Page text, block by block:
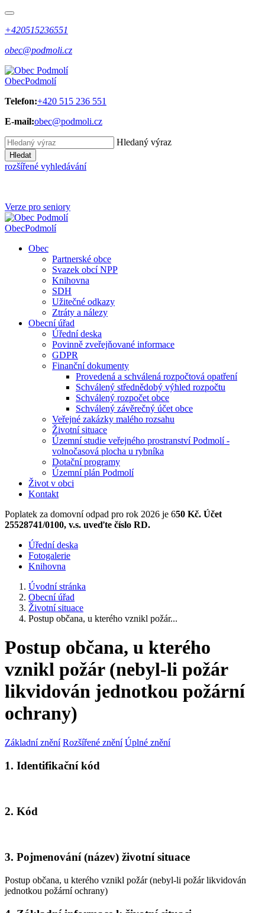
+420515236551
obec@podmoli.cz
ObecPodmolí
Telefon:+420 515 236 551
E-mail:obec@podmoli.cz
Hledaný výraz
Hledat
rozšířené vyhledávání
Verze pro seniory
ObecPodmolí
Obec
Partnerské obce
Svazek obcí NPP
Knihovna
SDH
Užitečné odkazy
Ztráty a nálezy
Obecní úřad
Úřední deska
Povinně zveřejňované informace
GDPR
Finanční dokumenty
Provedená a schválená rozpočtová opatření
Schválený střednědobý výhled rozpočtu
Schválený rozpočet obce
Schválený závěrečný účet obce
Veřejné zakázky malého rozsahu
Životní situace
Územní studie veřejného prostranství Podmolí -
volnočasová plocha u rybníka
Dotační programy
Územní plán Podmolí
Život v obci
Kontakt
Poplatek za domovní odpad pro rok 2026 je 650 Kč. Účet
25528741/0100, v.s. uveďte číslo RD.
Úřední deska
Fotogalerie
Knihovna
Úvodní stránka
Obecní úřad
Životní situace
Postup občana, u kterého vznikl požár...
Postup občana, u kterého
vznikl požár (nebyl-li požár
likvidován jednotkou požární
ochrany)
Základní znění Rozšířené znění Úplné znění
1. Identifikační kód
2. Kód
3. Pojmenování (název) životní situace
Postup občana, u kterého vznikl požár (nebyl-li požár likvidován
jednotkou požární ochrany)